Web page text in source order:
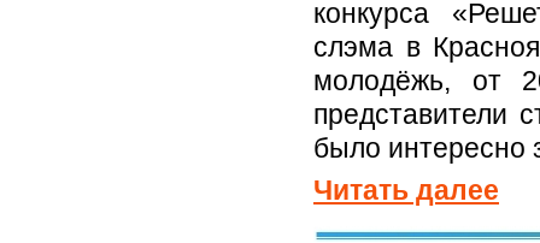
конкурса
слэма в
молодёжь, от
представители
было интересно
Читать далее